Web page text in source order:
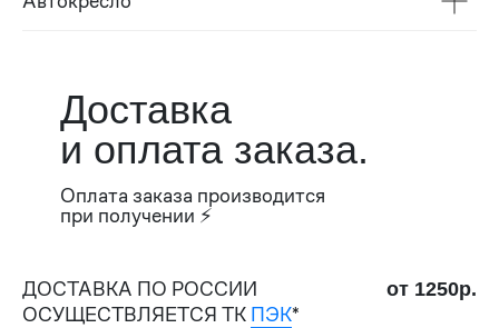
Доставка
и оплата заказа.
Оплата заказа производится
при получении ⚡
ДОСТАВКА ПО РОССИИ
ОСУЩЕСТВЛЯЕТСЯ ТК ПЭК*
от 1250р.